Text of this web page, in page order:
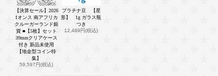
【決算セール】2026
1オンス 南アフリカ
クルーガーランド銀
貨 ■【5枚】セット
39mmクリアケース
付き 新品未使用
【地金型コイン特
集】
59,597円(税込)
プラチナ豆 【星
形】 1g ガラス瓶
つき
12,489円(税込)